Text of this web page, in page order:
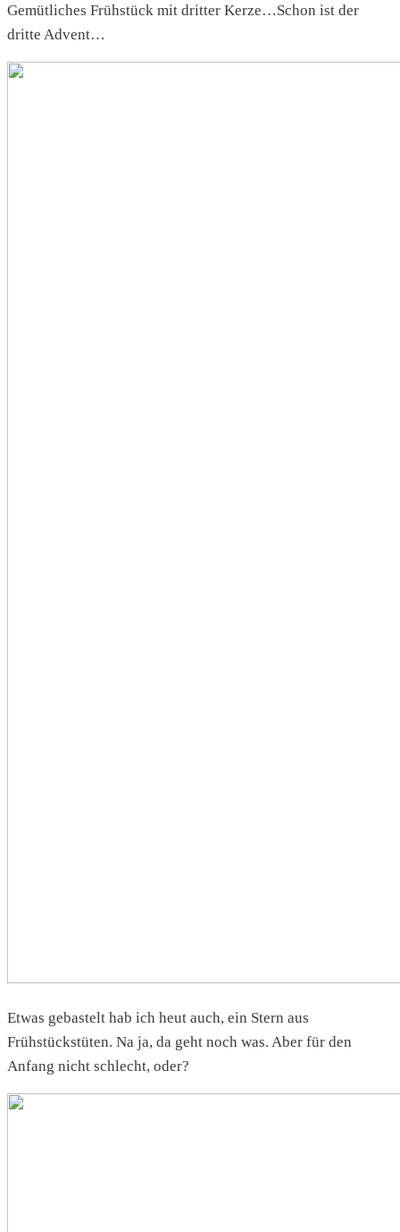
Gemütliches Frühstück mit dritter Kerze…Schon ist der
dritte Advent…
Etwas gebastelt hab ich heut auch, ein Stern aus
Frühstückstüten. Na ja, da geht noch was. Aber für den
Anfang nicht schlecht, oder?